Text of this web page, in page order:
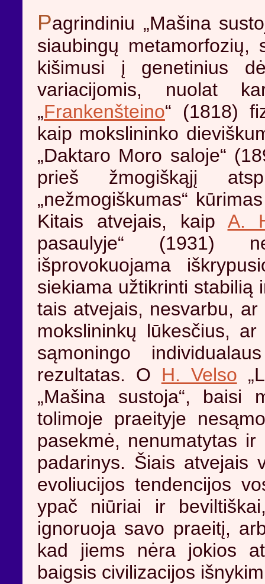
Pagrindiniu „Mašina
siaubingų metamorfozių,
kišimusi į genetinius
variacijomis, nuolat
„Frankenšteino“ (1818)
kaip mokslininko
„Daktaro Moro saloje“
prieš žmogiškąjį
„nežmogiškumas“
Kitais atvejais, kaip A.
pasaulyje“ (1931)
išprovokuojama
siekiama užtikrinti stabilią
tais atvejais, nesvarbu,
mokslininkų lūkesčius,
sąmoningo
rezultatas. O H. Velso
„Mašina sustoja“, baisi
tolimoje praeityje
pasekmė, nenumatytas
padarinys. Šiais atvejais
evoliucijos tendencijos
ypač niūriai ir
ignoruoja savo praeitį,
kad jiems nėra jokios
baigsis civilizacijos